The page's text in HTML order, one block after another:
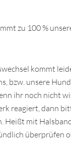
zu 100 %
kommt
bzw. unsere
ihr noch nicht
reagiert, dann
Heißt mit
überprüfen